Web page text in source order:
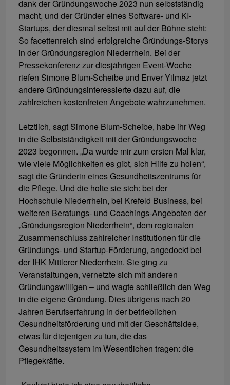
dank der Gründungswoche 2023 nun selbstständig
macht, und der Gründer eines Software- und KI-
Startups, der diesmal selbst mit auf der Bühne steht:
So facettenreich sind erfolgreiche Gründungs-Storys
in der Gründungsregion Niederrhein. Bei der
Pressekonferenz zur diesjährigen Event-Woche
riefen Simone Blum-Scheibe und Enver Yilmaz jetzt
andere Gründungsinteressierte dazu auf, die
zahlreichen kostenfreien Angebote wahrzunehmen.
Letztlich, sagt Simone Blum-Scheibe, habe ihr Weg
in die Selbstständigkeit mit der Gründungswoche
2023 begonnen. „Da wurde mir zum ersten Mal klar,
wie viele Möglichkeiten es gibt, sich Hilfe zu holen“,
sagt die Gründerin eines Gesundheitszentrums für
die Pflege. Und die holte sie sich: bei der
Hochschule Niederrhein, bei Krefeld Business, bei
weiteren Beratungs- und Coachings-Angeboten der
„Gründungsregion Niederrhein“, dem regionalen
Zusammenschluss zahlreicher Institutionen für die
Gründungs- und Startup-Förderung, angedockt bei
der IHK Mittlerer Niederrhein. Sie ging zu
Veranstaltungen, vernetzte sich mit anderen
Gründungswilligen – und wagte schließlich den Weg
in die eigene Gründung. Dies übrigens nach 20
Jahren Berufserfahrung in der betrieblichen
Gesundheitsförderung und mit der Geschäftsidee,
etwas für diejenigen zu tun, die das
Gesundheitssystem im Wesentlichen tragen: die
Pflegekräfte.